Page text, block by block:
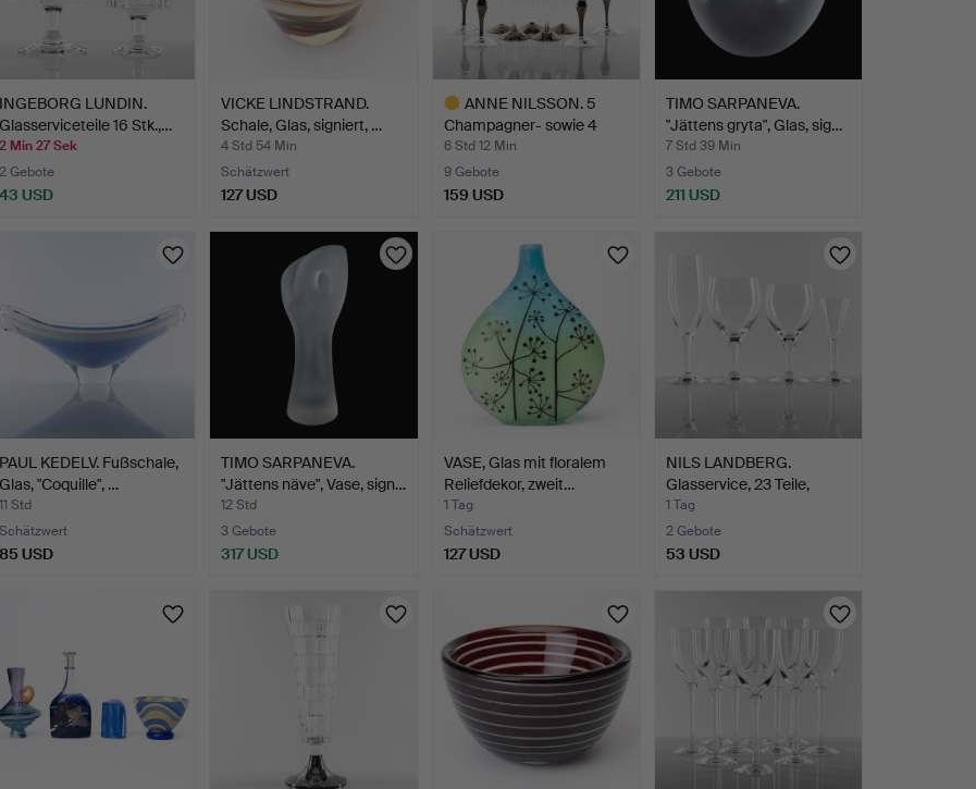
INGEBORG LUNDIN.
Glasserviceteile 16 Stk.,…
2 Min 27 Sek
2 Gebote
43 USD
VICKE LINDSTRAND.
Schale, Glas, signiert, …
4 Std 54 Min
Schätzwert
127 USD
ANNE NILSSON. 5
Champagner- sowie 4
Cockta…
6 Std 12 Min
9 Gebote
159 USD
TIMO SARPANEVA.
"Jättens gryta", Glas, sig…
7 Std 39 Min
3 Gebote
211 USD
PAUL KEDELV. Fußschale,
Glas, "Coquille", …
11 Std
Schätzwert
85 USD
TIMO SARPANEVA.
"Jättens näve", Vase, sign…
12 Std
3 Gebote
317 USD
VASE, Glas mit floralem
Reliefdekor, zweit…
1 Tag
Schätzwert
127 USD
NILS LANDBERG.
Glasservice, 23 Teile,
"Sus…
1 Tag
2 Gebote
53 USD